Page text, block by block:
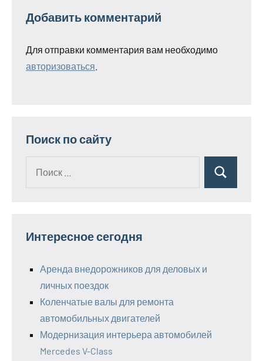
Добавить комментарий
Для отправки комментария вам необходимо
авторизоваться
Поиск по сайту
Поиск
Интересное сегодня
Аренда внедорожников для деловых и
личных поездок
Коленчатые валы для ремонта
автомобильных двигателей
Модернизация интерьера автомобилей
Mercedes V-Class